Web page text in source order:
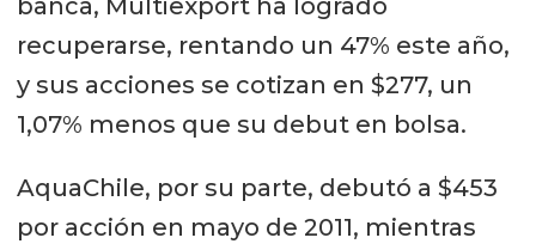
banca, Multiexport ha logrado
recuperarse, rentando un 47% este año,
y sus acciones se cotizan en $277, un
1,07% menos que su debut en bolsa.
AquaChile, por su parte, debutó a $453
por acción en mayo de 2011, mientras